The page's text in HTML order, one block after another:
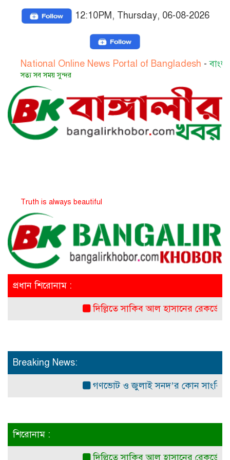
12:10PM, Thursday, 06-08-2026
Online News Portal of Bangladesh- বাংলাদেশের
সময় সুন্দর
is always beautiful
প্রধান শিরোনাম :
দিল্লিতে সাকিব আল হাসানের রেকর্ডেড
Breaking News:
গণভোট ও জুলাই সনদ’র কোন সাংবিধানিক
শিরোনাম :
দিল্লিতে সাকিব আল হাসানের রেকর্ডেড